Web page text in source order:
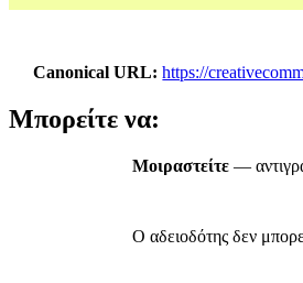
Canonical URL https://
Μπορείτε να:
Μοιραστείτε —
Ο αδειοδότης δεν